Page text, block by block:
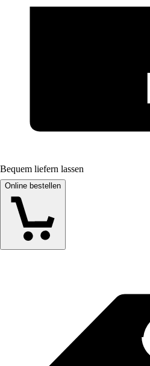
Bequem liefern lassen
Online bestellen